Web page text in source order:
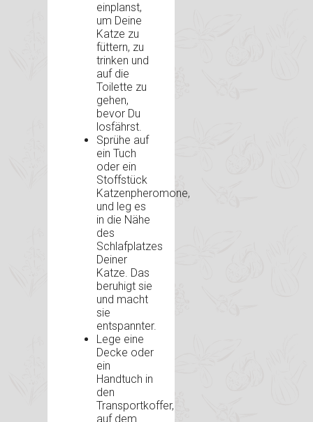
einplanst,
um Deine
Katze zu
füttern, zu
trinken und
auf die
Toilette zu
gehen,
bevor Du
losfährst.
Sprühe auf
ein Tuch
oder ein
Stoffstück
Katzenpheromone,
und leg es
in die Nähe
des
Schlafplatzes
Deiner
Katze. Das
beruhigt sie
und macht
sie
entspannter.
Lege eine
Decke oder
ein
Handtuch in
den
Transportkoffer,
auf dem